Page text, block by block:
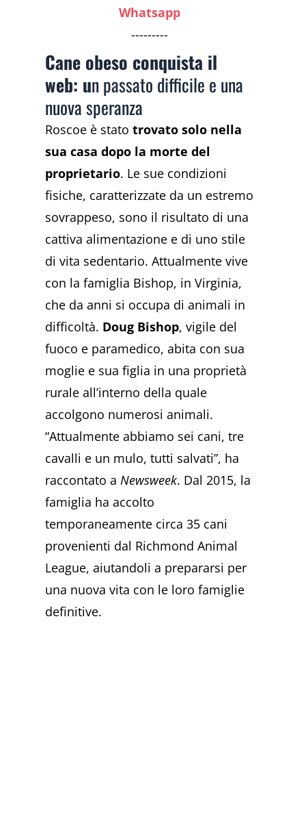
Whatsapp
---------
Cane obeso conquista il
web: un passato difficile e una
nuova speranza
Roscoe è statotrovato solo nella
sua casa dopo la morte del
proprietario. Le sue condizioni
fisiche, caratterizzate da un estremo
sovrappeso, sono il risultato di una
cattiva alimentazione e di uno stile
di vita sedentario. Attualmente vive
con la famiglia Bishop, in Virginia,
che da anni si occupa di animali in
difficoltà. Doug Bishop, vigile del
fuoco e paramedico, abita con sua
moglie e sua figlia in una proprietà
rurale all’interno della quale
accolgono numerosi animali.
“Attualmente abbiamo sei cani, tre
cavalli e un mulo, tutti salvati”, ha
raccontato aNewsweek. Dal 2015, la
famiglia ha accolto
temporaneamente circa 35 cani
provenienti dal Richmond Animal
League, aiutandoli a prepararsi per
una nuova vita con le loro famiglie
definitive.